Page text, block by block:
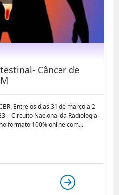
Câncer de
Entre os dias 31 de março a 2
– Circuito Nacional da Radiologia
formato 100% online com...